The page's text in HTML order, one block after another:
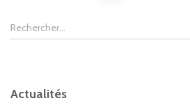
des
R
e
r
Rechercher…
Actualités